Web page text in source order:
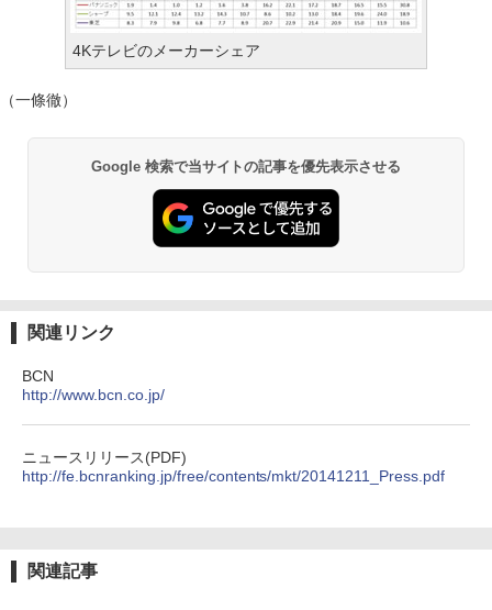
4Kテレビのメーカーシェア
（一條徹）
Google 検索で当サイトの記事を優先表示させる
関連リンク
BCN
http://www.bcn.co.jp/
ニュースリリース(PDF)
http://fe.bcnranking.jp/free/contents/mkt/20141211_Press.pdf
関連記事